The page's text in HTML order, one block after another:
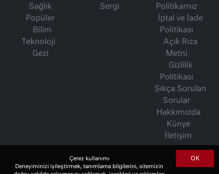
Sağlık
Popüler
Bilim
Teknoloji
Gezi
Sergi
Politikamız
İptal ve İade
Politikası
Açık Rıza
Metni
Gizlilik
Politikası
Sıkça Sorulan
Sorular
Hakkımızda
Künye
İletişim
İsmet Berkan Yazıları
OK
Çerez kullanımı
Deneyiminizi iyileştirmek, tanımlama bilgilerini, sitemizin